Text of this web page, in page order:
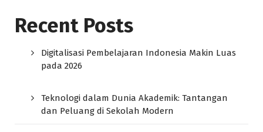
Recent Posts
Digitalisasi Pembelajaran Indonesia Makin Luas
pada 2026
Teknologi dalam Dunia Akademik: Tantangan
dan Peluang di Sekolah Modern